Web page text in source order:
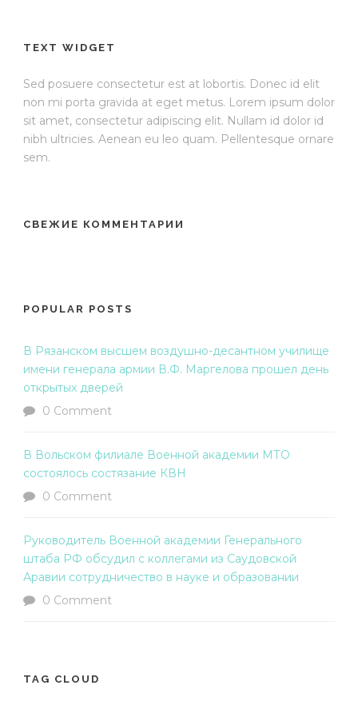
TEXT WIDGET
Sed posuere consectetur est at lobortis. Donec id elit
non mi porta gravida at eget metus. Lorem ipsum dolor
sit amet, consectetur adipiscing elit. Nullam id dolor id
nibh ultricies. Aenean eu leo quam. Pellentesque ornare
sem.
СВЕЖИЕ КОММЕНТАРИИ
POPULAR POSTS
В Рязанском высшем воздушно-десантном училище
имени генерала армии В.Ф. Маргелова прошел день
открытых дверей
0 Comment
В Вольском филиале Военной академии МТО
состоялось состязание КВН
0 Comment
Руководитель Военной академии Генерального
штаба РФ обсудил с коллегами из Саудовской
Аравии сотрудничество в науке и образовании
0 Comment
TAG CLOUD